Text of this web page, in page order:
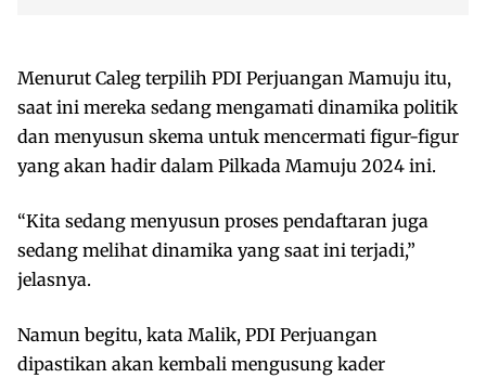
Menurut Caleg terpilih PDI Perjuangan Mamuju itu,
saat ini mereka sedang mengamati dinamika politik
dan menyusun skema untuk mencermati figur-figur
yang akan hadir dalam Pilkada Mamuju 2024 ini.
“Kita sedang menyusun proses pendaftaran juga
sedang melihat dinamika yang saat ini terjadi,”
jelasnya.
Namun begitu, kata Malik, PDI Perjuangan
dipastikan akan kembali mengusung kader